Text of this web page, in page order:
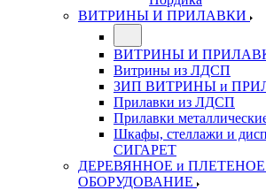
ВИТРИНЫ И ПРИЛАВКИ
ВИТРИНЫ И
Витрины из ЛДСП
ЗИП ВИТРИНЫ и
Прилавки из ЛДСП
Прилавки
Шкафы, стеллажи и
СИГАРЕТ
ДЕРЕВЯННОЕ и
ОБОРУДОВАНИЕ